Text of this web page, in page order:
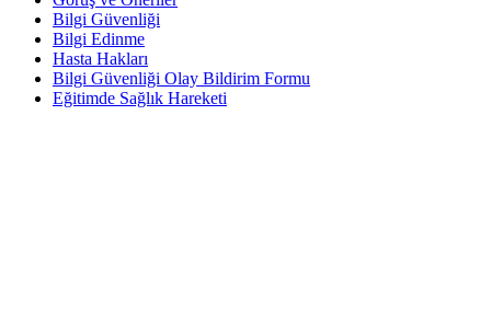
Bilgi Güvenliği
Bilgi Edinme
Hasta Hakları
Bilgi Güvenliği Olay Bildirim Formu
Eğitimde Sağlık Hareketi